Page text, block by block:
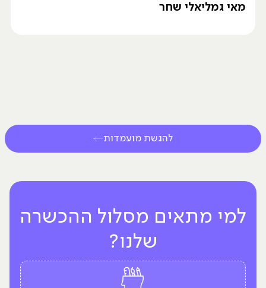
מאי גמליאלי שחר
להגשת מועמדות
למי מתאים מסלול ההכשרה
שלנו?